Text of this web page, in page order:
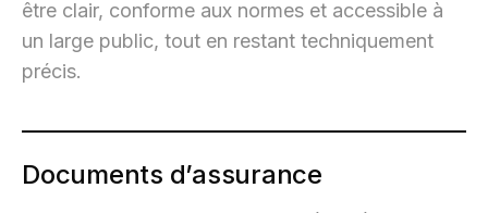
être clair, conforme aux normes et accessible à
un large public, tout en restant techniquement
précis.
Documents d’assurance